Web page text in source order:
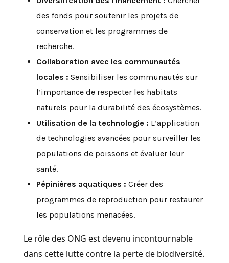
des fonds pour soutenir les projets de
conservation et les programmes de
recherche.
Collaboration avec les communautés
locales : Sensibiliser les communautés sur
l’importance de respecter les habitats
naturels pour la durabilité des écosystèmes.
Utilisation de la technologie : L’application
de technologies avancées pour surveiller les
populations de poissons et évaluer leur
santé.
Pépinières aquatiques : Créer des
programmes de reproduction pour restaurer
les populations menacées.
Le rôle des ONG est devenu incontournable
dans cette lutte contre la perte de biodiversité.